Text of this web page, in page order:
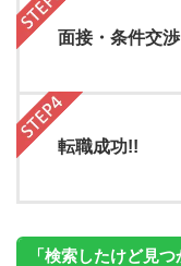
面接・条件交渉
転職成功!!
「検索したけど見